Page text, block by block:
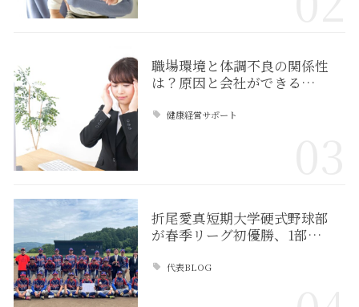
職場環境と体調不良の関係性
は？原因と会社ができる…
健康経営サポート
折尾愛真短期大学硬式野球部
が春季リーグ初優勝、1部…
代表BLOG